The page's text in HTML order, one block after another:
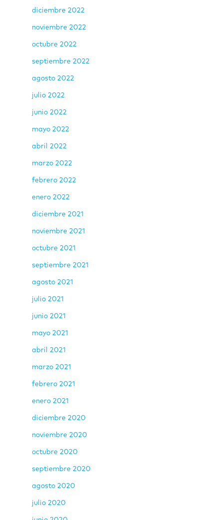
diciembre 2022
noviembre 2022
octubre 2022
septiembre 2022
agosto 2022
julio 2022
junio 2022
mayo 2022
abril 2022
marzo 2022
febrero 2022
enero 2022
diciembre 2021
noviembre 2021
octubre 2021
septiembre 2021
agosto 2021
julio 2021
junio 2021
mayo 2021
abril 2021
marzo 2021
febrero 2021
enero 2021
diciembre 2020
noviembre 2020
octubre 2020
septiembre 2020
agosto 2020
julio 2020